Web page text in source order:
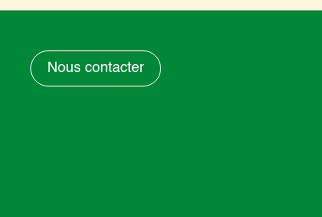
Nous contacter